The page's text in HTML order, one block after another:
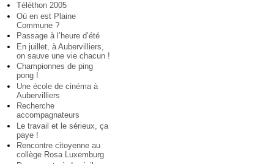
Téléthon 2005
Où en est Plaine
Commune ?
Passage à l’heure d’été
En juillet, à Aubervilliers,
on sauve une vie chacun !
Championnes de ping
pong !
Une école de cinéma à
Aubervilliers
Recherche
accompagnateurs
Le travail et le sérieux, ça
paye !
Rencontre citoyenne au
collège Rosa Luxemburg